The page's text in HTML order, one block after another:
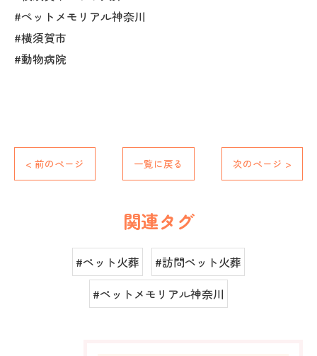
#ペットメモリアル神奈川
#横須賀市
#動物病院
< 前のページ 一覧に戻る 次のページ >
関連タグ
#ペット火葬
#訪問ペット火葬
#ペットメモリアル神奈川